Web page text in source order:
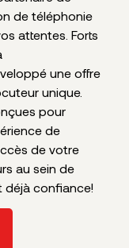
de téléphonie
attentes. Forts
une offre
unique.
pour
de
de votre
au sein de
déjà confiance!